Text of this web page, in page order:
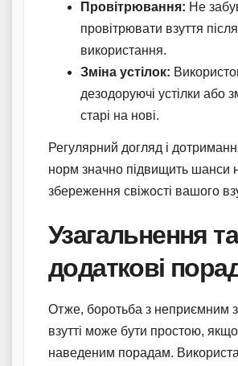
Провітрювання: Не
провітрювати взуття після
використання.
Зміна устілок:
дезодоруючі устілки або
старі на нові.
Регулярний догляд і дотримання
норм значно підвищить шанси
збереження свіжості вашого
Узагальнення та
додаткові
Отже, боротьба з неприємним
взутті може бути простою, якщо
наведеним порадам.